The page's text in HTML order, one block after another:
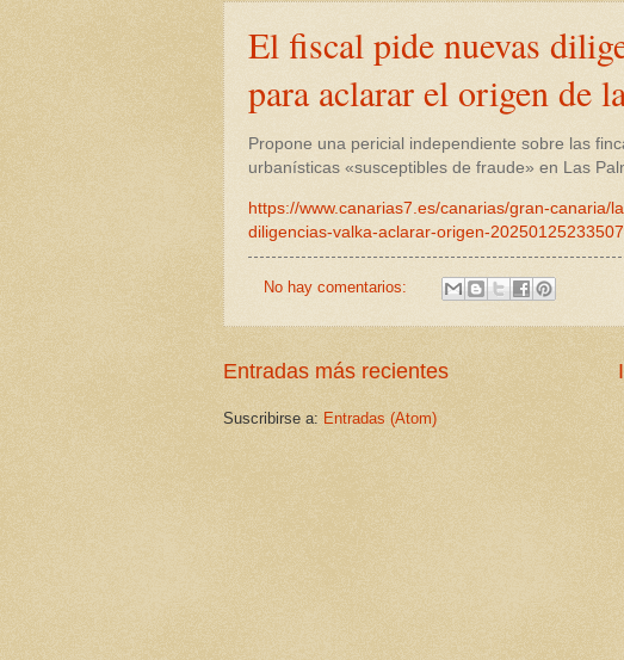
El fiscal pide nuevas
para aclarar el origen de
Propone una pericial independiente sobre las
urbanísticas «susceptibles de fraude» en Las
https://www.canarias7.es/canarias/gran-canaria/
diligencias-valka-aclarar-origen-
No hay comentarios:
Entradas más recientes
Suscribirse a: Entradas (Atom)